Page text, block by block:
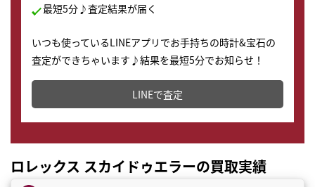
最短5分♪査定結果が届く
いつも使っているLINEアプリでお手持ちの時計&宝石の
査定ができちゃいます♪結果を最短5分でお知らせ！
どこからでもすぐに査定金額を知ることが出来ます。
LINEで査定
ロレックス スカイドゥエラーの買取実績